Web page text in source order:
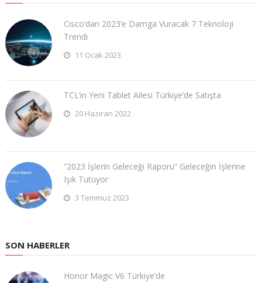
Cisco’dan 2023’e Damga Vuracak 7 Teknoloji
Trendi
11 Ocak 2023
TCL’in Yeni Tablet Ailesi Türkiye’de Satışta
20 Haziran 2022
“2023 İşlerin Geleceği Raporu” Geleceğin İşlerine
Işık Tutuyor
3 Temmuz 2023
SON HABERLER
Honor Magic V6 Türkiye’de